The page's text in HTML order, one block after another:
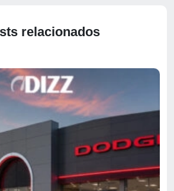
relacionados